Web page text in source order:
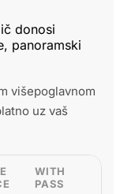
donosi
panoramski
višepoglavnom
uz vaš
WITH
PASS